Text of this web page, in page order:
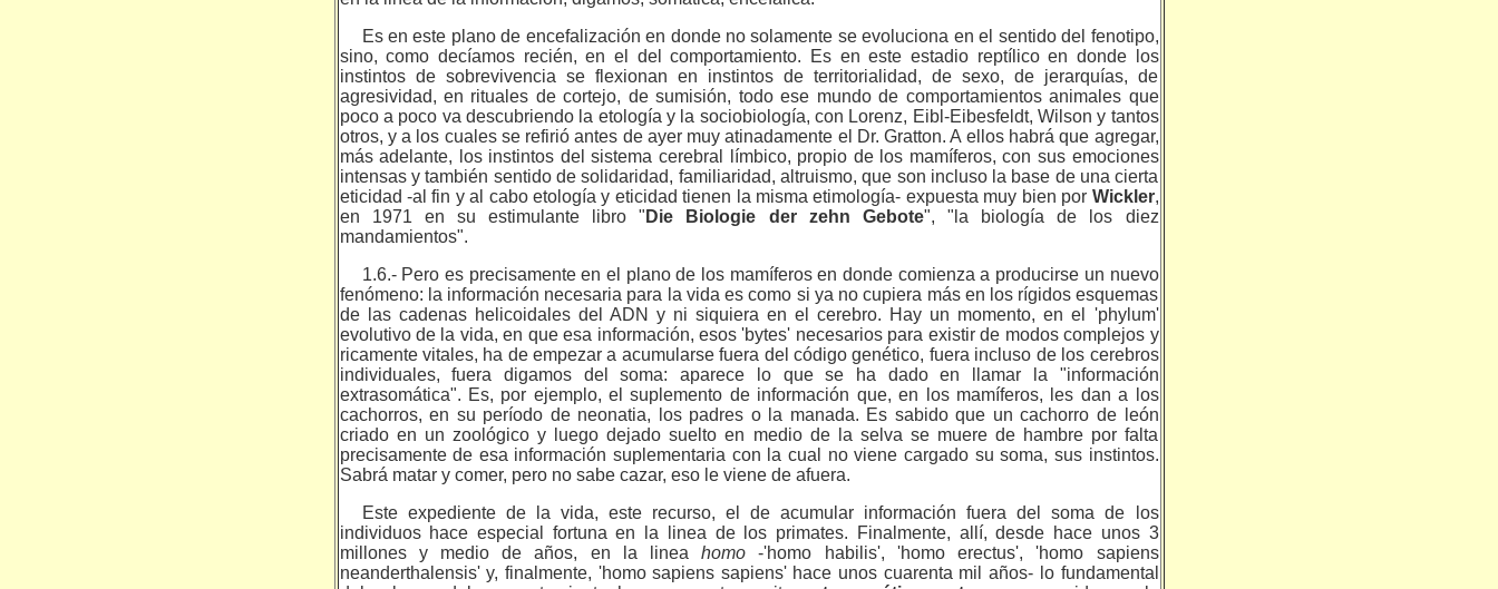
Es en este plano de encefalización en donde no solamente se evoluciona en el sentido del fenotipo,
sino, como decíamos recién, en el del comportamiento. Es en este estadio reptílico en donde los
instintos de sobrevivencia se flexionan en instintos de territorialidad, de sexo, de jerarquías, de
agresividad, en rituales de cortejo, de sumisión, todo ese mundo de comportamientos animales que
poco a poco va descubriendo la etología y la sociobiología, con Lorenz, Eibl-Eibes­feldt, Wilson y tantos
otros, y a los cuales se refirió antes de ayer muy atinadamente el Dr. Gratton. A ellos habrá que agregar,
más adelante, los instintos del sistema cerebral límbico, propio de los mamíferos, con sus emociones
intensas y también sentido de solidaridad, familiaridad, altruismo, que son incluso la base de una cierta
eticidad -al fin y al cabo etología y eticidad tienen la misma etimología- expuesta muy bien por Wickler,
en 1971 en su estimulante libro " Die Biologie der zehn Gebote", "la biología de los diez
mandamientos".
1.6.- Pero es precisamente en el plano de los mamíferos en donde comienza a producirse un nuevo
fenómeno: la información necesaria para la vida es como si ya no cupiera más en los rígidos esquemas
de las cadenas helicoidales del ADN y ni siquiera en el cerebro. Hay un mo­mento, en el 'phylum'
evolutivo de la vida, en que esa información, esos 'bytes' necesarios para existir de modos complejos y
ricamente vitales, ha de empezar a acumularse fuera del código genético, fuera incluso de los cerebros
individuales, fuera digamos del soma: aparece lo que se ha dado en llamar la "información
extrasomática". Es, por ejemplo, el suplemento de información que, en los mamíferos, les dan a los
cachorros, en su período de neonatia, los padres o la manada. Es sabido que un cachorro de león
criado en un zoológico y luego dejado suelto en medio de la selva se muere de hambre por falta
precisamente de esa información suplementaria con la cual no viene cargado su soma, sus instintos.
Sabrá matar y comer, pero no sabe cazar, eso le viene de afuera.
Este expediente de la vida, este recurso, el de acumular informa­ción fuera del soma de los
individuos hace especial fortuna en la li­nea de los primates. Finalmente, allí, desde hace unos 3
millones y medio de años, en la lineahomo-'homo habilis', 'homo erectus', 'homo sapiens
neanderthalensis' y, finalmente, 'homo sapiens sapiens' hace unos cuarenta mil años- lo fundamental